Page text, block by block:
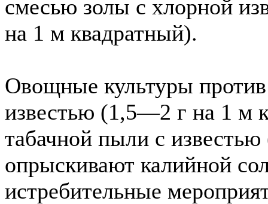
смесью золы с хлорной
на 1 м квадратный).
Овощные культуры
известью (1,5—2 г на 1 м
табачной пыли с
опрыскивают калийной
истребительные